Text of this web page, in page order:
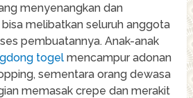
menyenangkan dan
melibatkan seluruh anggota
pembuatannya. Anak-anak
togelmencampur adonan
sementara orang dewasa
memasak crepe dan merakit